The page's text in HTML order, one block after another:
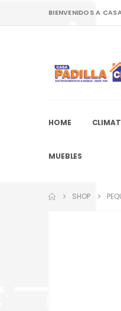
BIENVENIDOS A
HOME
MUEBLES
SHOP